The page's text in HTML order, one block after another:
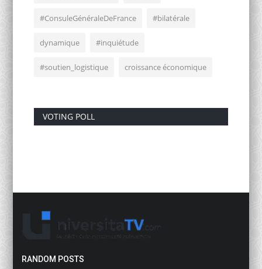
#ConsuleGénéraleDeFrance #bilatérale
dynamique #inquiétude
#soutien_logistique croissance économique
VOTING POLL
RANDOM POSTS